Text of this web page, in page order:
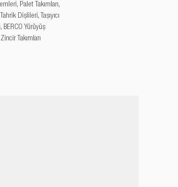
Palet Takımları,
Dişlileri, Taşıyıcı
BERCO Yürüyüş
Takımları